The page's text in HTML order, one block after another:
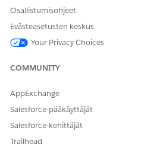
Osallistumisohjeet
Evästeasetusten keskus
Your Privacy Choices
COMMUNITY
AppExchange
Salesforce-pääkäyttäjät
Salesforce-kehittäjät
Trailhead